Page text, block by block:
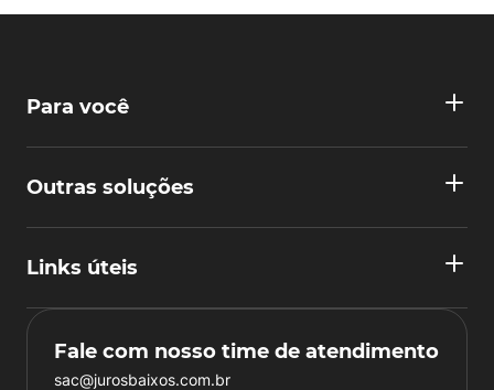
Para você
Outras soluções
Links úteis
Fale com nosso time de atendimento
sac@jurosbaixos.com.br